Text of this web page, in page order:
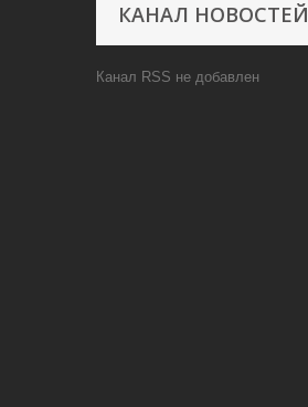
КАНАЛ НОВОСТЕЙ
Канал RSS не добавлен